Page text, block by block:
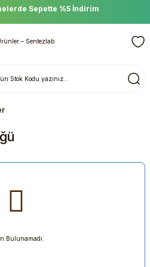
Sepette %5 İndirim
Bulunamadı.